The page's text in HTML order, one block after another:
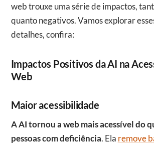
web trouxe uma série de impactos,
quanto negativos. Vamos explorar
detalhes, confira:
Impactos Positivos da AI na
Web
Maior acessibilidade
A AI tornou a web mais acessível do que nunca para
pessoas com deficiência. Ela remove